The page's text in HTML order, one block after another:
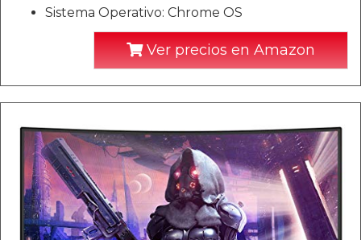
Sistema Operativo: Chrome OS
Ver precios en Amazon